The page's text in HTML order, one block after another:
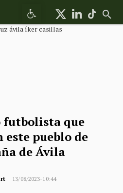
Abrir barra de herramientas
futbolista que
este pueblo de
de Ávila
13/08/2023-10:44